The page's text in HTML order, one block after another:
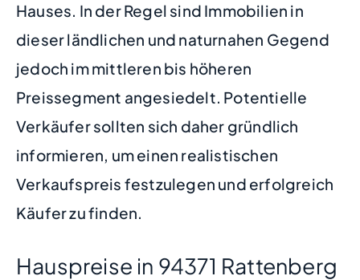
Hauses. In der Regel sind Immobilien in
dieser ländlichen und naturnahen Gegend
jedoch im mittleren bis höheren
Preissegment angesiedelt. Potentielle
Verkäufer sollten sich daher gründlich
informieren, um einen realistischen
Verkaufspreis festzulegen und erfolgreich
Käufer zu finden.
Hauspreise in 94371 Rattenberg